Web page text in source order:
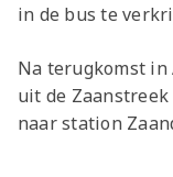
in de bus te
Na terugkomst in
uit de
naar station